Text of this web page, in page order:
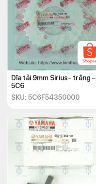
Dĩa tải 9mm Sirius- trắng –
5C6
SKU: 5C6F54350000